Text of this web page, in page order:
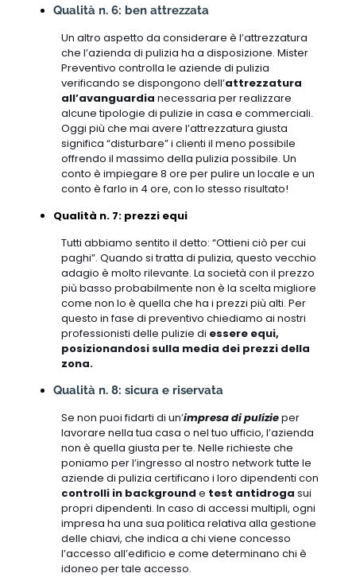
Qualità n. 6: ben attrezzata
Un altro aspetto da considerare è l’attrezzatura
che l’azienda di pulizia ha a disposizione. Mister
Preventivo controlla le aziende di pulizia
verificando se dispongono dell’attrezzatura
all’avanguardia necessaria per realizzare
alcune tipologie di pulizie in casa e commerciali.
Oggi più che mai avere l’attrezzatura giusta
significa “disturbare” i clienti il meno possibile
offrendo il massimo della pulizia possibile. Un
conto è impiegare 8 ore per pulire un locale e un
conto è farlo in 4 ore, con lo stesso risultato!
Qualità n. 7: prezzi equi
Tutti abbiamo sentito il detto: “Ottieni ciò per cui
paghi”. Quando si tratta di pulizia, questo vecchio
adagio è molto rilevante. La società con il prezzo
più basso probabilmente non è la scelta migliore
come non lo è quella che ha i prezzi più alti. Per
questo in fase di preventivo chiediamo ai nostri
professionisti delle pulizie di essere equi,
posizionandosi sulla media dei prezzi della
zona.
Qualità n. 8: sicura e riservata
Se non puoi fidarti di un’impresa di pulizieper
lavorare nella tua casa o nel tuo ufficio, l’azienda
non è quella giusta per te. Nelle richieste che
poniamo per l’ingresso al nostro network tutte le
aziende di pulizia certificano i loro dipendenti con
controlli in background e test antidroga sui
propri dipendenti. In caso di accessi multipli, ogni
impresa ha una sua politica relativa alla gestione
delle chiavi, che indica a chi viene concesso
l’accesso all’edificio e come determinano chi è
idoneo per tale accesso.